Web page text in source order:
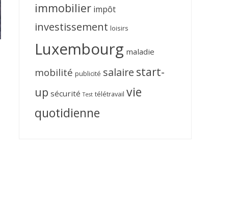
immobilier impôt
investissement loisirs
Luxembourg maladie
mobilité publicité salaire start-
up sécurité Test télétravail vie
quotidienne